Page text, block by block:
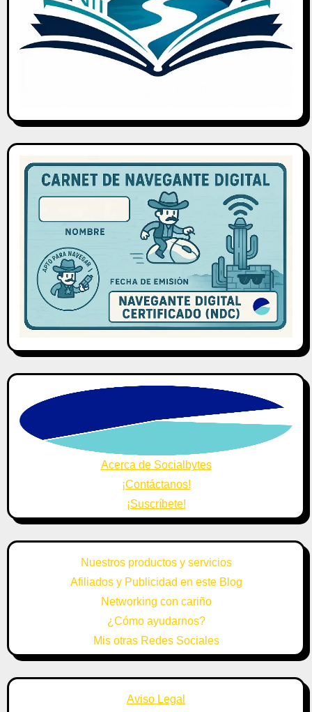
Acerca de Socialbytes
¡Contáctanos!
¡Suscríbete!
Nuestros productos y servicios
Afiliados y Publicidad en este Blog
Networking con cariño
¿Cómo ayudarnos?
Mis otras Redes Sociales
Aviso Legal